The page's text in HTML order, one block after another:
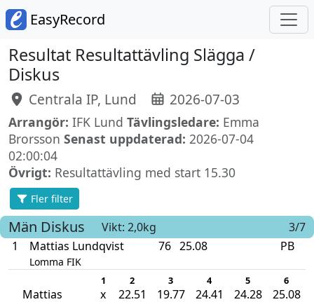
EasyRecord
Resultat Resultattävling Slägga /
Diskus
Centrala IP, Lund 2026-07-03
Arrangör: IFK Lund Tävlingsledare: Emma
Brorsson Senast uppdaterad: 2026-07-04
02:00:04
Övrigt: Resultattävling med start 15.30
Fler filter
Män Diskus Vikt: 2,0kg
3/7
1
Mattias Lundqvist
Lomma FIK
76 25.08 PB
1 2 3 4 5 6
Mattias
x 22.51 19.77 24.41 24.28 25.08